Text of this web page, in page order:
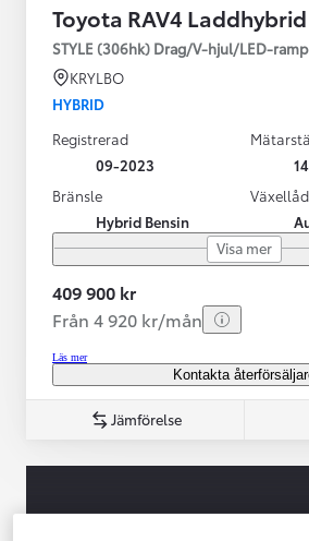
Toyota RAV4 Laddhybrid
STYLE (306hk) Drag/V-hjul/LED-ramp
KRYLBO
HYBRID
Registrerad
09-2023
Bränsle
Hybrid Bensin
Visa mer
409 900 kr
Från 4 920 kr/mån
Läs mer
Kontakta
Jämförelse